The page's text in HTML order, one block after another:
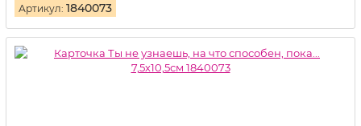
Артикул: 1840073